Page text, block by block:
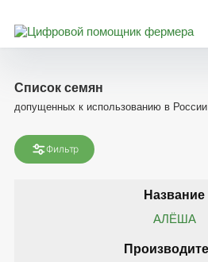
Список семян
допущенных к использованию в России
Фильтр
АЛЁША